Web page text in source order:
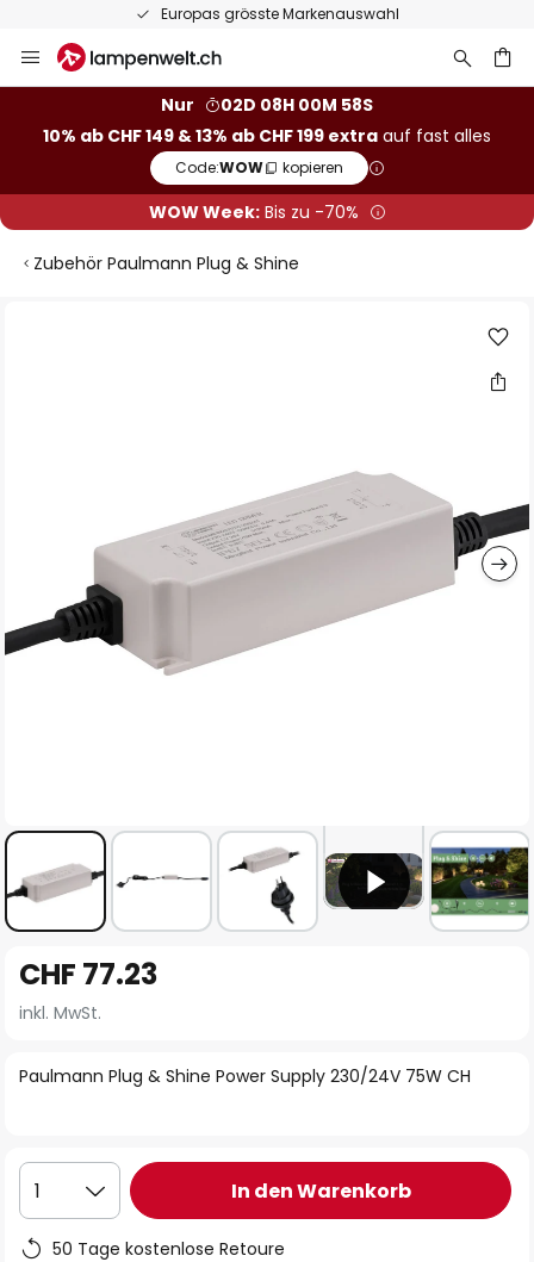
Europas grösste Markenauswahl
Inhalt
Nur
02D 08H 00M 57S
10% ab CHF 149 & 13% ab CHF 199 extra auf fast alles
Code:WOW kopieren
WOW Week:Bis zu -70%
Zubehör Paulmann Plug & Shine
Anfang
der
springen
Paulmann Plug & Shine Power Supply 230/24V 75W CH
CHF 77.23
inkl. MwSt.
1 In den Warenkorb
50 Tage kostenlose Retoure